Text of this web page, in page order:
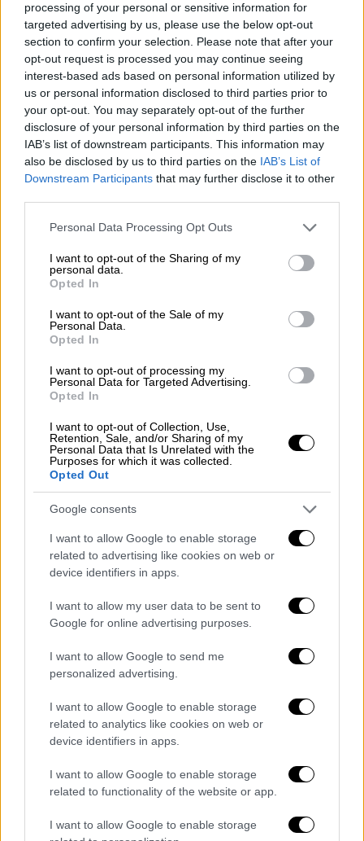
processing of your personal or sensitive information for
targeted advertising by us, please use the below opt-out
section to confirm your selection. Please note that after your
opt-out request is processed you may continue seeing
interest-based ads based on personal information utilized by
us or personal information disclosed to third parties prior to
your opt-out. You may separately opt-out of the further
disclosure of your personal information by third parties on the
IAB’s list of downstream participants. This information may
also be disclosed by us to third parties on the IAB’s List of
Downstream Participants that may further disclose it to other
Please note that this website/app uses one or more Google
not limited to your visit or usage behaviour. You may click to
grant or deny consent to Google and its third-party tags to
use your data for below specified purposes in below Google
consent section.
Personal Data Processing Opt Outs
I want to opt-out of the Sharing of my
personal data.
Opted In
I want to opt-out of the Sale of my
Personal Data.
Opted In
I want to opt-out of processing my
Personal Data for Targeted Advertising.
Opted In
I want to opt-out of Collection, Use,
Retention, Sale, and/or Sharing of my
Personal Data that Is Unrelated with the
Purposes for which it was collected.
Opted Out
Google consents
I want to allow Google to enable storage
related to advertising like cookies on web or
device identifiers in apps.
I want to allow my user data to be sent to
Google for online advertising purposes.
I want to allow Google to send me
personalized advertising.
I want to allow Google to enable storage
related to analytics like cookies on web or
device identifiers in apps.
I want to allow Google to enable storage
related to functionality of the website or app.
I want to allow Google to enable storage
ΔΙΑΒΑΣΤΕ ΕΠΙΣΗΣ
Οικονομία|15.04.2026 12:28
Κοινωνικός Τουρισμός 2026: Μέχρι
τις 30 Ιουνίου οι αιτήσεις - Οι
δικαιούχοι
εφαρμογής vouchers.gov.grμε τη χρήση των
προσωπικών κωδικών Taxisnet, ενώ
παρέχεται και η δυνατότητα εξυπηρέτησης
ψηφιακά μέσα.
ύψος της ενίσχυσηςεξαρτάται από το
κατοικίας και τον τρόπο πληρωμής.
αυτοκίνητα:
60 ευρώ με ψηφιακή κάρτα σε
νησιωτικές περιοχές
50 ευρώ με IBAN σε νησιωτικές
περιοχές
50 ευρώ με ψηφιακή κάρτα στην
ηπειρωτική Ελλάδα
40 ευρώ με IBAN στην ηπειρωτική
Ελλάδα
μοτοσικλέτες/μοτοποδήλατα
35 ευρώ με ψηφιακή κάρτα σε
νησιωτικές περιοχές
περιοχές
30 ευρώ με ψηφιακή κάρτα στην
ηπειρωτική Ελλάδα